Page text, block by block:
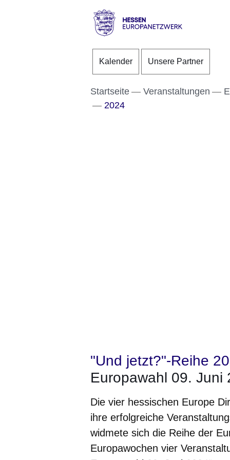
Direkt zum Kopf der
Direkt zum Inhalt
Direkt zum Fuß der
Europanetzwerk
Kalender Unsere Partner
Startseite Veranstaltungen
2024
"Und jetzt?"-Reihe
Europawahl 09. Juni
Die vier hessischen Europe
ihre erfolgreiche
widmete sich die Reihe der
Europawochen vier